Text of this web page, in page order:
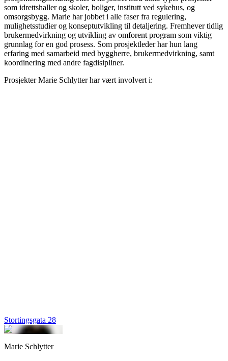
som idrettshaller og skoler, boliger, institutt ved sykehus, og
omsorgsbygg. Marie har jobbet i alle faser fra regulering,
mulighetsstudier og konseptutvikling til detaljering. Fremhever tidlig
brukermedvirkning og utvikling av omforent program som viktig
grunnlag for en god prosess. Som prosjektleder har hun lang
erfaring med samarbeid med byggherre, brukermedvirkning, samt
koordinering med andre fagdisipliner.
ProsjekterMarie Schlytterhar vært involvert i:
Stortingsgata 28
Marie Schlytter